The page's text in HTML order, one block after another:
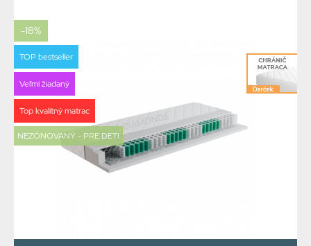
-18%
TOP bestseller
Veľmi žiadaný
Top kvalitný matrac
NEZÓNOVANÝ - PRE DETI